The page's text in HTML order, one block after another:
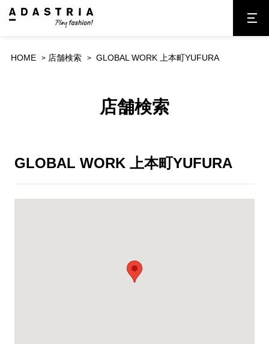
HOME 店舗検索 GLOBAL WORK 上本町YUFURA
店舗検索
GLOBAL WORK 上本町YUFURA